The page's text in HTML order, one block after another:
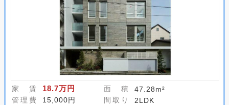
家 賃 18.7万円 面 積
47.28m²
管理費
15,000円 間取り
2LDK